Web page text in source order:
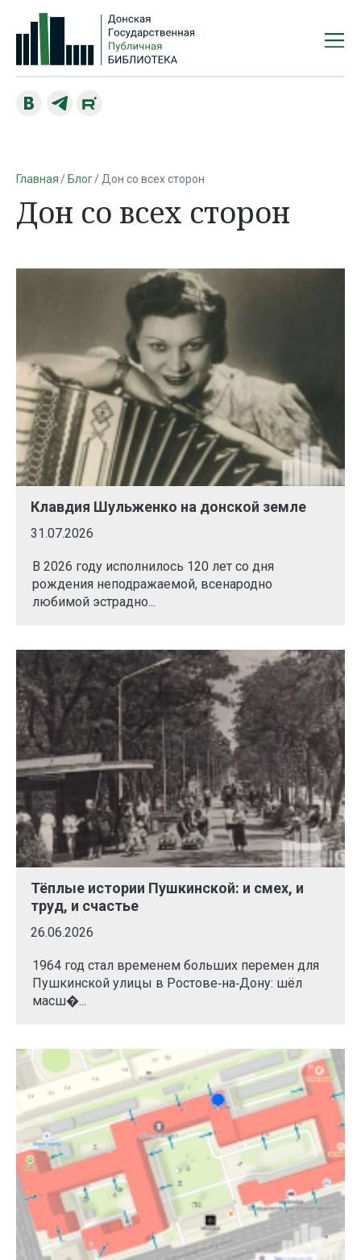
Главная Блог Дон со всех сторон
Дон со всех сторон
Клавдия Шульженко на донской земле
31.07.2026
В 2026 году исполнилось 120 лет со дня
рождения неподражаемой, всенародно
любимой эстрадно...
Тёплые истории Пушкинской: и смех, и
труд, и счастье
26.06.2026
1964 год стал временем больших перемен для
Пушкинской улицы в Ростове‑на‑Дону: шёл
масш�...